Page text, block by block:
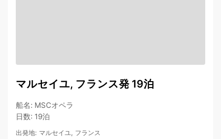
マルセイユ, フランス発 19泊
船名: MSCオペラ
日数: 19泊
出発地: マルセイユ, フランス